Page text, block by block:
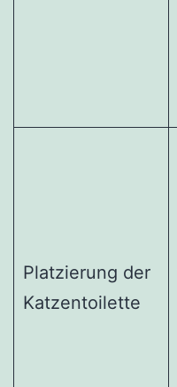
Platzierung der
Katzentoilette